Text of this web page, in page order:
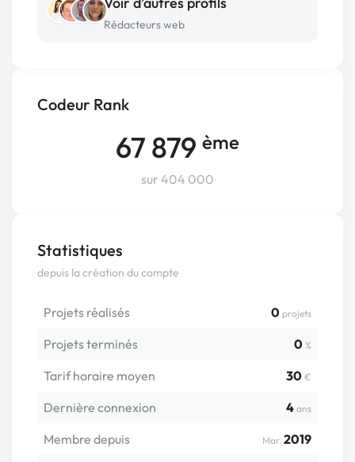
Codeur Rank
67 879 ème
sur 404 000
Statistiques
depuis la création du compte
Projets réalisés 0 projets
Projets terminés 0 %
Tarif horaire moyen 30 €
Dernière connexion 4 ans
Membre depuis Mar. 2019
Rédacteurs web